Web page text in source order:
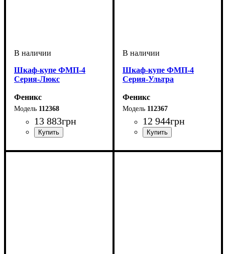
Шкаф-купе ФМП-4
Серия-Люкс
Феникс
112368
13 883грн
Шкаф-купе ФМП-4
Серия-Ультра
Феникс
112367
12 944грн